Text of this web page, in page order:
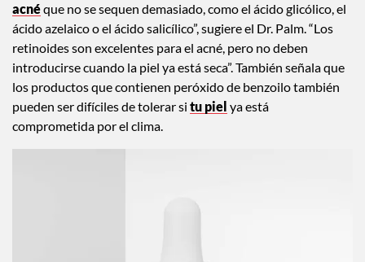
acnéque no se sequen demasiado, como el ácido glicólico, el
ácido azelaico o el ácido salicílico”, sugiere el Dr. Palm. “Los
retinoides son excelentes para el acné, pero no deben
introducirse cuando la piel ya está seca”. También señala que
los productos que contienen peróxido de benzoilo también
pueden ser difíciles de tolerar si tu piel ya está
comprometida por el clima.